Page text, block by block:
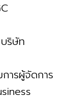
ริษัท
ารผู้จัดการ